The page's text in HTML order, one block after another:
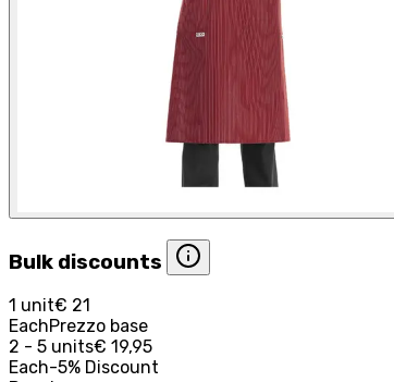
Bulk discounts
1 unit€ 21
EachPrezzo base
2 - 5 units€ 19,95
Each-5% Discount